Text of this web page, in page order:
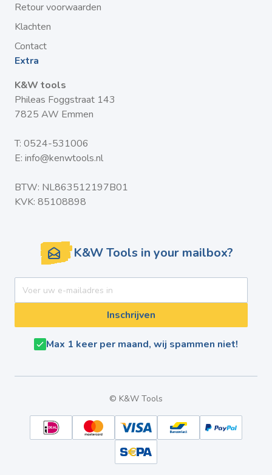
Retour voorwaarden
Klachten
Contact
Extra
K&W tools
Phileas Foggstraat 143
7825 AW Emmen
T: 0524-531006
E: info@kenwtools.nl
BTW: NL863512197B01
KVK: 85108898
K&W Tools in your mailbox?
Inschrijven
Max 1 keer per maand, wij spammen niet!
© K&W Tools